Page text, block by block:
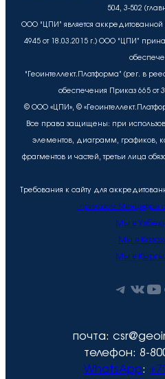
504, 3-502
ООО “ЦПИ” является
4945 от 18.03.2015 г.) ООО “ЦПИ”
“Геоинтеллект.Платформа” (рег. в
обеспечения Приказ 665 от
© ООО «ЦПИ», ©
Все права защищены: при
элементов, диаграмм, графиков,
фрагментов и частей, третьи лица
Требования к сайту для
приказом Минцифры
Мы в
Мы в
Мы в
Telegram ВКонтакте YouTube
почта:
телефон: 8-
WhatsApp: